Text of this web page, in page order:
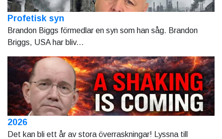
Profetisk syn
Brandon Biggs förmedlar en syn som han såg. Brandon
Briggs, USA har bliv...
2026
Det kan bli ett år av stora överraskningar! Lyssna till